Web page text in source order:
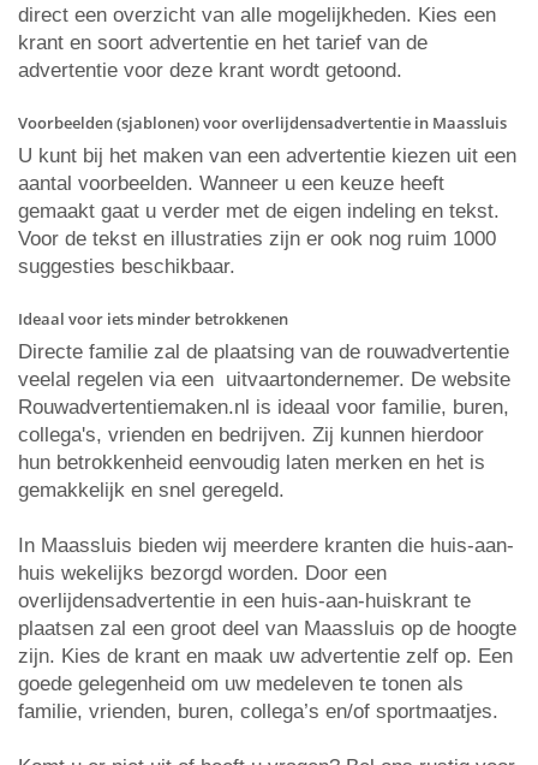
direct een overzicht van alle mogelijkheden. Kies een
krant en soort advertentie en het tarief van de
advertentie voor deze krant wordt getoond.
Voorbeelden (sjablonen) voor overlijdensadvertentie in Maassluis
U kunt bij het maken van een advertentie kiezen uit een
aantal voorbeelden. Wanneer u een keuze heeft
gemaakt gaat u verder met de eigen indeling en tekst.
Voor de tekst en illustraties zijn er ook nog ruim 1000
suggesties beschikbaar.
Ideaal voor iets minder betrokkenen
Directe familie zal de plaatsing van de rouwadvertentie
veelal regelen via een uitvaartondernemer. De website
Rouwadvertentiemaken.nl is ideaal voor familie, buren,
collega's, vrienden en bedrijven. Zij kunnen hierdoor
hun betrokkenheid eenvoudig laten merken en het is
gemakkelijk en snel geregeld.
In Maassluis bieden wij meerdere kranten die huis-aan-
huis wekelijks bezorgd worden. Door een
overlijdensadvertentie in een huis-aan-huiskrant te
plaatsen zal een groot deel van Maassluis op de hoogte
zijn. Kies de krant en maak uw advertentie zelf op. Een
goede gelegenheid om uw medeleven te tonen als
familie, vrienden, buren, collega’s en/of sportmaatjes.